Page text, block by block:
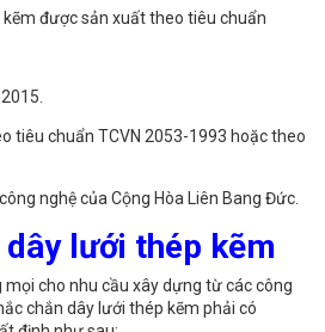
kẽm được sản xuất theo tiêu chuẩn
tiêu chuẩn TCVN 2053-1993 hoặc theo
nghệ của Cộng Hòa Liên Bang Đức.
lưới thép kẽm
cho nhu cầu xây dựng từ các công
chắn dây lưới thép kẽm phải có